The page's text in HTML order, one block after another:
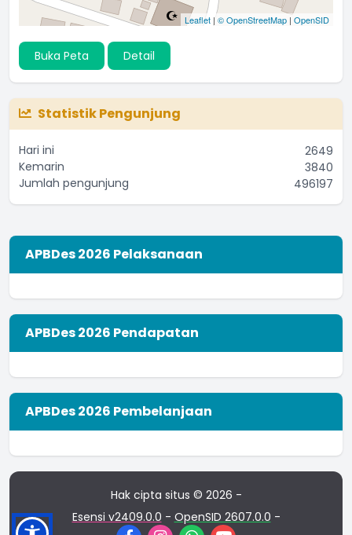
Leaflet | © OpenStreetMap | OpenSID
Buka Peta Detail
Statistik Pengunjung
Hari ini
2649
Kemarin
3840
Jumlah pengunjung
496197
APBDes 2026 Pelaksanaan
APBDes 2026 Pendapatan
APBDes 2026 Pembelanjaan
Hak cipta situs © 2026 -
Esensi v2409.0.0 - OpenSID 2607.0.0 -